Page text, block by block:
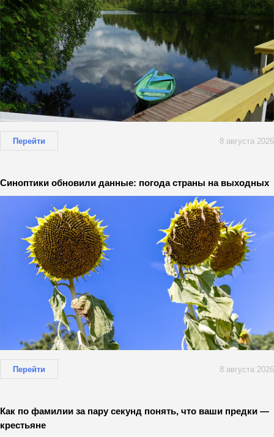
Перейти 8 августа 2026
Синоптики обновили данные: погода страны на выходных
Перейти 8 августа 2026
Как по фамилии за пару секунд понять, что ваши предки —
крестьяне